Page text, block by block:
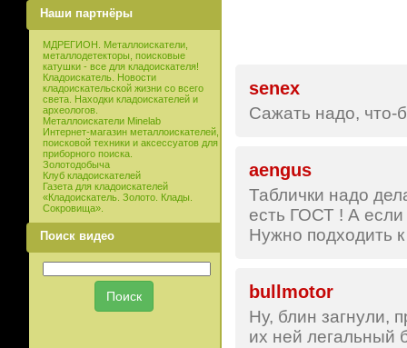
Наши партнёры
МДРЕГИОН. Металлоискатели,
металлодетекторы, поисковые
катушки - все для кладоискателя!
Кладоискатель. Новости
кладоискательской жизни со всего
света. Находки кладоискателей и
археологов.
Металлоискатели Minelab
Интернет-магазин металлоискателей,
поисковой техники и аксессуатов для
приборного поиска.
Золотодобыча
Клуб кладоискателей
Газета для кладоискателей
«Кладоискатель. Золото. Клады.
Сокровища».
Поиск видео
senex
Сажать надо, что-
aengus
Таблички надо
есть ГОСТ ! А
Нужно подходить
bullmotor
Ну, блин загнули,
их ней легальный